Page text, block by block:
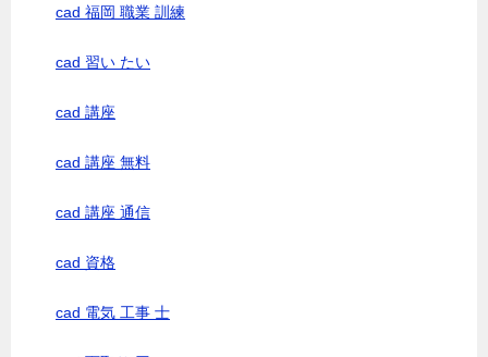
cad 福岡 職業 訓練
cad 習い たい
cad 講座
cad 講座 無料
cad 講座 通信
cad 資格
cad 電気 工事 士